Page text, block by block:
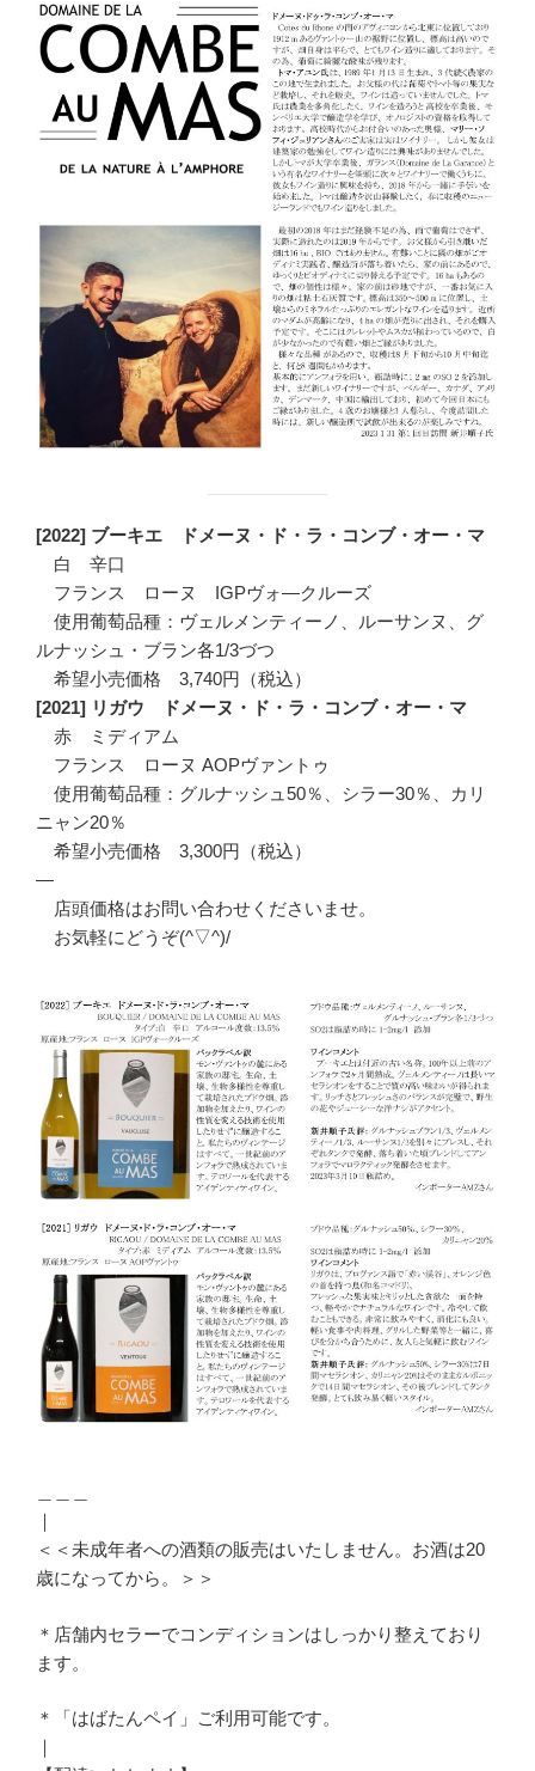
[2022] ブーキエ ドメーヌ・ド・ラ・コンブ・オー・マ
白 辛口
フランス ローヌ IGPヴォ―クルーズ
使用葡萄品種：ヴェルメンティーノ、ルーサンヌ、グ
ルナッシュ・ブラン各1/3づつ
希望小売価格 3,740円（税込）
[2021] リガウ ドメーヌ・ド・ラ・コンブ・オー・マ
赤 ミディアム
フランス ローヌ AOPヴァントゥ
使用葡萄品種：グルナッシュ50％、シラー30％、カリ
ニャン20％
希望小売価格 3,300円（税込）
—
店頭価格はお問い合わせくださいませ。
お気軽にどうぞ(^▽^)/
｜
＜＜未成年者への酒類の販売はいたしません。お酒は20
歳になってから。＞＞
＊店舗内セラーでコンディションはしっかり整えており
ます。
＊「はばたんペイ」ご利用可能です。
｜